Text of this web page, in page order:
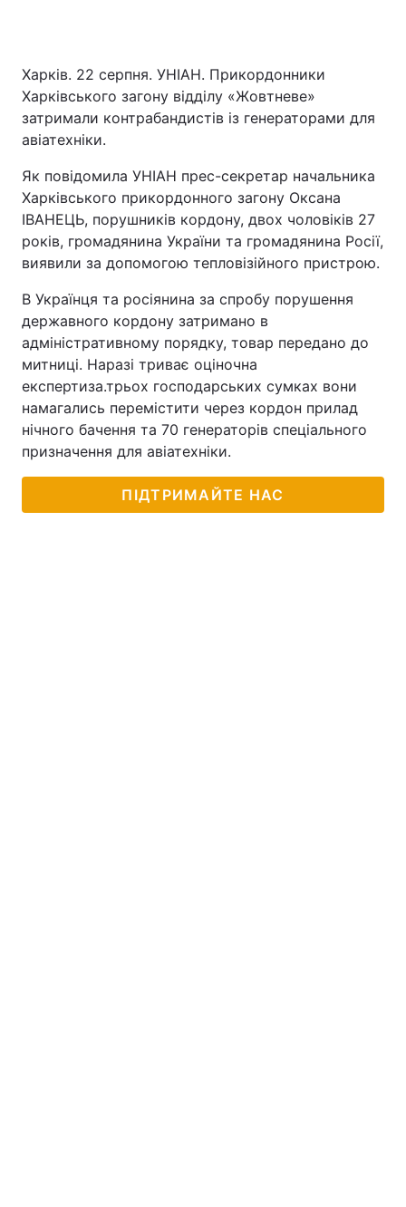
Харків. 22 серпня. УНІАН. Прикордонники
Харківського загону відділу «Жовтневе»
затримали контрабандистів із генераторами для
авіатехніки.
Як повідомила УНІАН прес-секретар начальника
Харківського прикордонного загону Оксана
ІВАНЕЦЬ, порушників кордону, двох чоловіків 27
років, громадянина України та громадянина Росії,
виявили за допомогою тепловізійного пристрою.
В Українця та росіянина за спробу порушення
державного кордону затримано в
адміністративному порядку, товар передано до
митниці. Наразі триває оціночна
експертиза.трьох господарських сумках вони
намагались перемістити через кордон прилад
нічного бачення та 70 генераторів спеціального
призначення для авіатехніки.
ПІДТРИМАЙТЕ НАС